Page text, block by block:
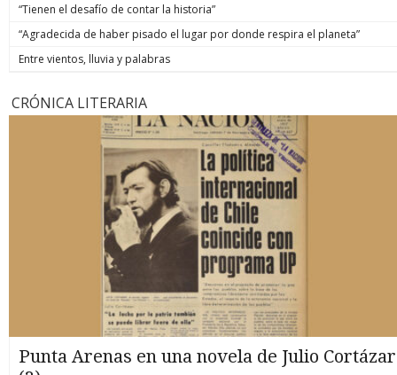
“Tienen el desafío de contar la historia”
“Agradecida de haber pisado el lugar por donde respira el planeta”
Entre vientos, lluvia y palabras
CRÓNICA LITERARIA
Punta Arenas en una novela de Julio Cortázar